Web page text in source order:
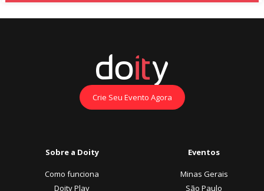
Crie Seu Evento Agora
Sobre a Doity
Como funciona
Doity Play
Eventos
Minas Gerais
São Paulo